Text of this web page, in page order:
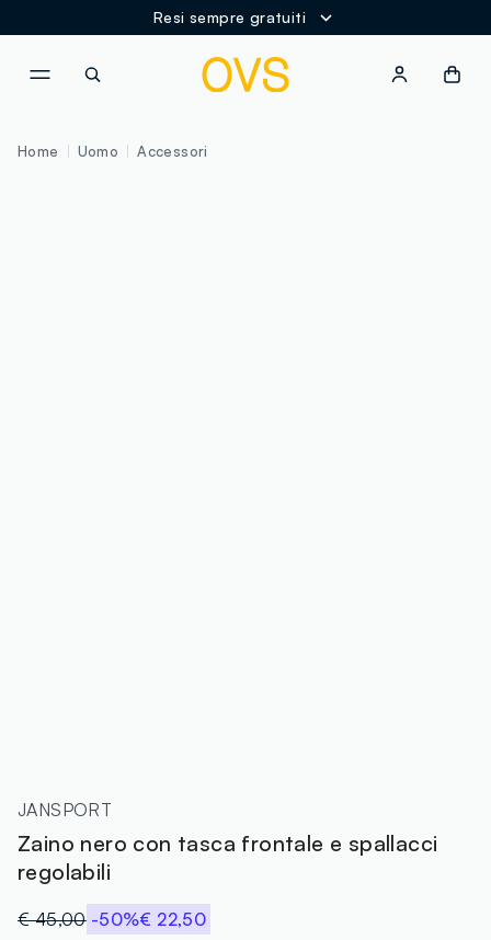
Resi sempre gratuiti
Home Uomo Accessori
JANSPORT
Zaino nero con tasca frontale e spallacci
regolabili
€ 45,00 -50%€ 22,50